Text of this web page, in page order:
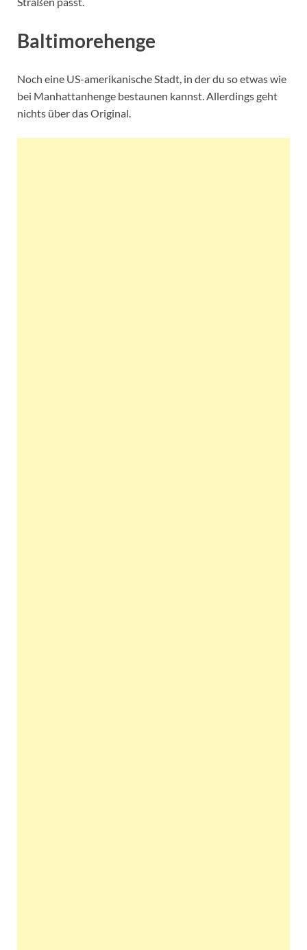
Baltimorehenge
Noch eine US-amerikanische Stadt, in der du so etwas wie
bei Manhattanhenge bestaunen kannst. Allerdings geht
nichts über das Original.